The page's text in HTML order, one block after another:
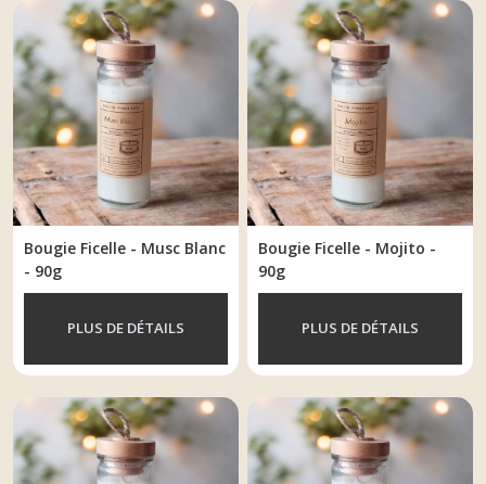
Bougie Ficelle - Musc Blanc
- 90g
PLUS DE DÉTAILS
Bougie Ficelle - Mojito -
90g
PLUS DE DÉTAILS